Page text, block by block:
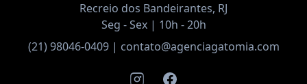
Recreio dos Bandeirantes, RJ
Seg - Sex | 10h - 20h
(21) 98046-0409| contato@agenciagatomia.com